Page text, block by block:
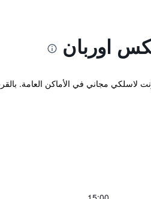
اوربان